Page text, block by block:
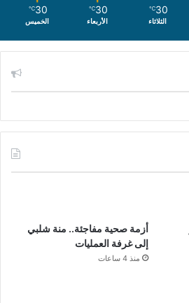
30
℃
الثلاثاء
30
℃
الأربعاء
30
℃
الخميس
أزمة صحية مفاجئة.. منة شلبي
إلى غرفة العمليات
منذ 4 ساعات